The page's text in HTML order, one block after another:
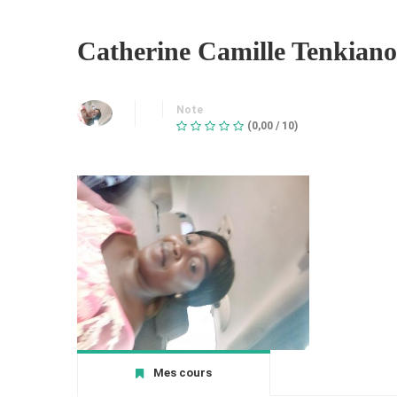
Catherine Camille Tenkiano
Note
(0,00 / 10)
Mes cours